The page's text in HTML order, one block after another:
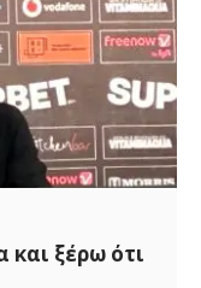
και ξέρω ότι